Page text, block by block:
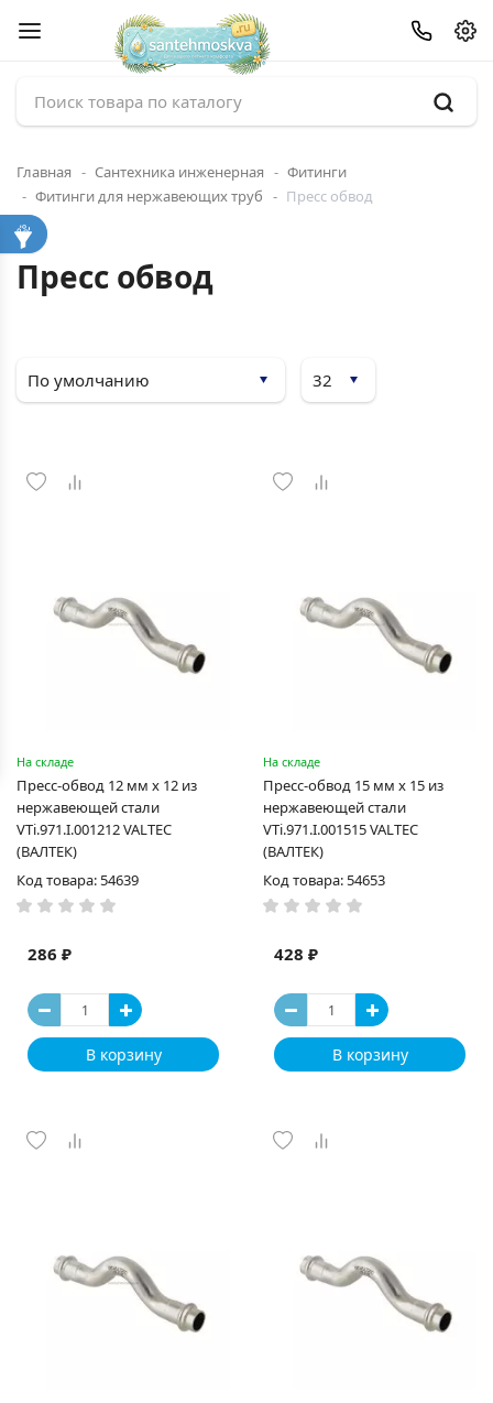
Главная Сантехника инженерная
Фитинги
Фитинги для нержавеющих труб
Пресс обвод
Пресс обвод
На складе
Пресс-обвод 12 мм х 12 из
нержавеющей стали
VTi.971.I.001212 VALTEC
(ВАЛТЕК)
Код товара: 54639
286 ₽
В корзину
На складе
Пресс-обвод 15 мм х 15 из
нержавеющей стали
VTi.971.I.001515 VALTEC
(ВАЛТЕК)
Код товара: 54653
428 ₽
В корзину